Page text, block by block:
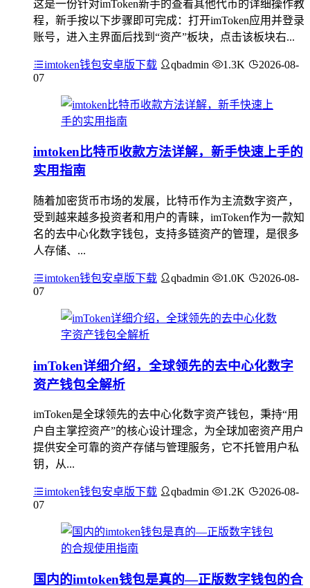
这是一份针对imToken新手的查看其他代币的详细操作教
程，新手按以下步骤即可完成：打开imToken应用并登录
账号，进入主界面后找到“资产”板块，点击该板块右...
imtoken钱包安卓版下载 qbadmin 1.3K
2026-08-
07
imtoken比特币收款方法详解，新手快速上手的
实用指南
随着加密货币市场的发展，比特币作为主流数字资产，
受到越来越多投资者和用户的青睐，imToken作为一款知
名的去中心化数字钱包，支持多链资产的管理，是很多
人存储、...
imtoken钱包安卓版下载 qbadmin 1.0K
2026-08-
07
imToken详细介绍，全球领先的去中心化数字
资产钱包全解析
imToken是全球领先的去中心化数字资产钱包，秉持“用
户自主掌控资产”的核心设计理念，为全球加密资产用户
提供安全可靠的资产存储与管理服务，它不托管用户私
钥，从...
imtoken钱包安卓版下载 qbadmin 1.2K
2026-08-
07
国内的imtoken钱包是真的—正版数字钱包的合